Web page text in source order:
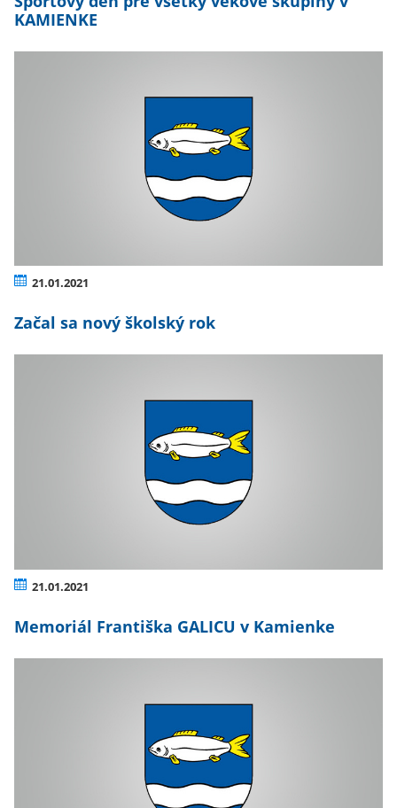
KAMIENKE
21.01.2021
Začal sa nový školský rok
21.01.2021
Memoriál Františka GALICU v Kamienke